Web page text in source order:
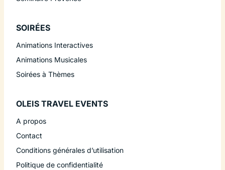
SOIRÉES
Animations Interactives
Animations Musicales
Soirées à Thèmes
OLEIS TRAVEL EVENTS
A propos
Contact
Conditions générales d’utilisation
Politique de confidentialité